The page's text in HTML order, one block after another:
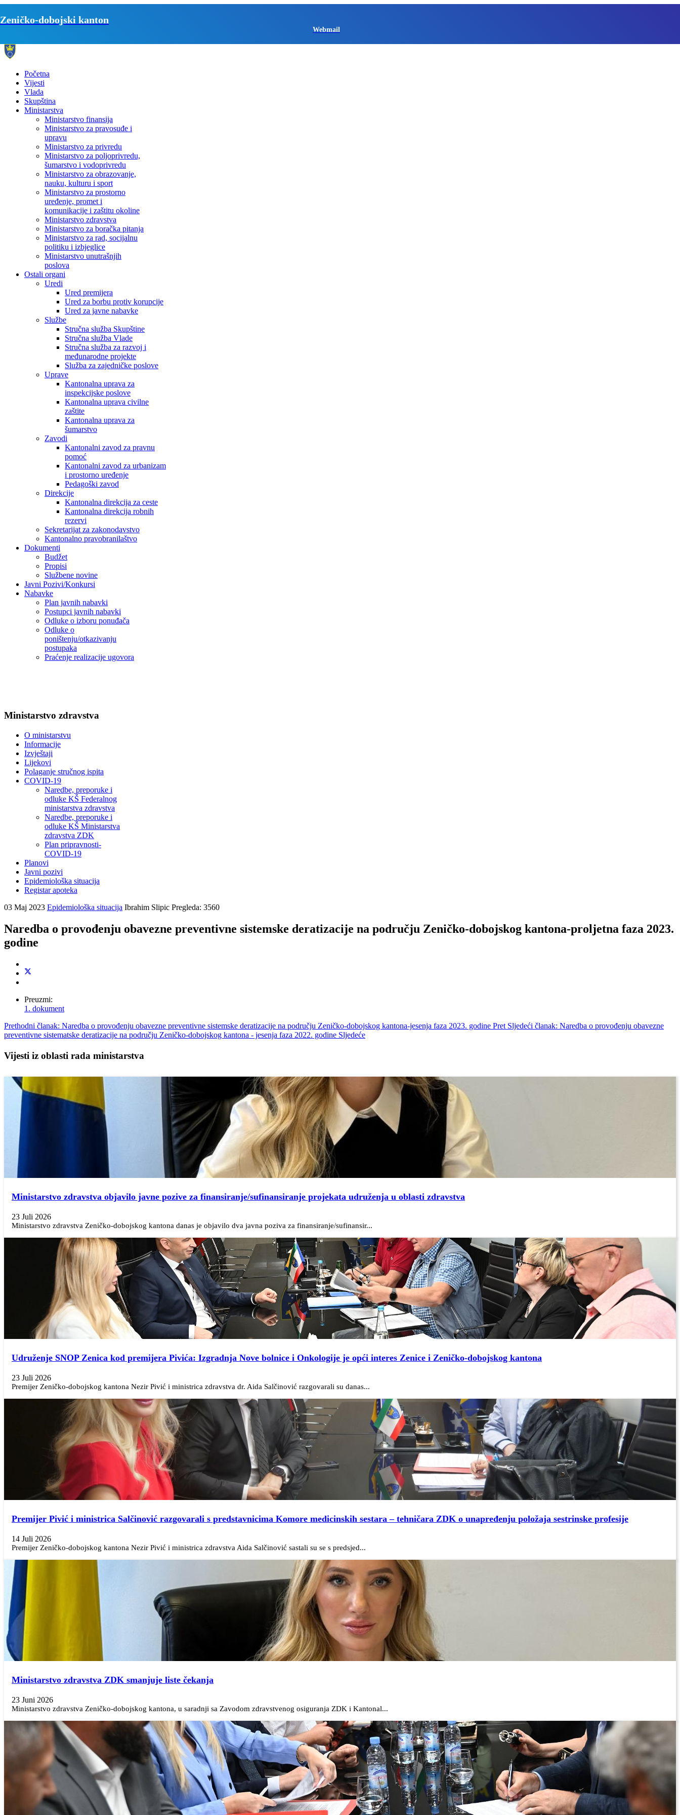
Zeničko-dobojski kanton
Webmail
Početna
Vijesti
Vlada
Skupština
Ministarstva
Ministarstvo finansija
Ministarstvo za pravosuđe i
upravu
Ministarstvo za privredu
Ministarstvo za poljoprivredu,
šumarstvo i vodoprivredu
Ministarstvo za obrazovanje,
nauku, kulturu i sport
Ministarstvo za prostorno
uređenje, promet i
komunikacije i zaštitu okoline
Ministarstvo zdravstva
Ministarstvo za boračka pitanja
Ministarstvo za rad, socijalnu
politiku i izbjeglice
Ministarstvo unutrašnjih
poslova
Ostali organi
Uredi
Ured premijera
Ured za borbu protiv korupcije
Ured za javne nabavke
Službe
Stručna služba Skupštine
Stručna služba Vlade
Stručna služba za razvoj i
međunarodne projekte
Služba za zajedničke poslove
Uprave
Kantonalna uprava za
inspekcijske poslove
Kantonalna uprava civilne
zaštite
Kantonalna uprava za
šumarstvo
Zavodi
Kantonalni zavod za pravnu
pomoć
Kantonalni zavod za urbanizam
i prostorno uređenje
Pedagoški zavod
Direkcije
Kantonalna direkcija za ceste
Kantonalna direkcija robnih
rezervi
Sekretarijat za zakonodavstvo
Kantonalno pravobranilaštvo
Dokumenti
Budžet
Propisi
Službene novine
Javni Pozivi/Konkursi
Nabavke
Plan javnih nabavki
Postupci javnih nabavki
Odluke o izboru ponuđača
Odluke o
poništenju/otkazivanju
postupaka
Praćenje realizacije ugovora
Ministarstvo zdravstva
O ministarstvu
Informacije
Izvještaji
Lijekovi
Polaganje stručnog ispita
COVID-19
Naredbe, preporuke i
odluke KŠ Federalnog
ministarstva zdravstva
Naredbe, preporuke i
odluke KŠ Ministarstva
zdravstva ZDK
Plan pripravnosti-
COVID-19
Planovi
Javni pozivi
Epidemiološka situacija
Registar apoteka
03 Maj 2023 Epidemiološka situacija Ibrahim Slipic Pregleda: 3560
Naredba o provođenju obavezne preventivne sistemske deratizacije na području Zeničko-dobojskog kantona-proljetna faza 2023.
godine
Preuzmi:
1. dokument
Prethodni članak: Naredba o provođenju obavezne preventivne sistemske deratizacije na području Zeničko-dobojskog kantona-jesenja faza 2023. godine Pret Sljedeći članak: Naredba o provođenju obavezne
preventivne sistematske deratizacije na području Zeničko-dobojskog kantona - jesenja faza 2022. godine Sljedeće
Vijesti iz oblasti rada ministarstva
Ministarstvo zdravstva objavilo javne pozive za finansiranje/sufinansiranje projekata udruženja u oblasti zdravstva
23 Juli 2026
Ministarstvo zdravstva Zeničko-dobojskog kantona danas je objavilo dva javna poziva za finansiranje/sufinansir...
Udruženje SNOP Zenica kod premijera Pivića: Izgradnja Nove bolnice i Onkologije je opći interes Zenice i Zeničko-dobojskog kantona
23 Juli 2026
Premijer Zeničko-dobojskog kantona Nezir Pivić i ministrica zdravstva dr. Aida Salčinović razgovarali su danas...
Premijer Pivić i ministrica Salčinović razgovarali s predstavnicima Komore medicinskih sestara – tehničara ZDK o unapređenju položaja sestrinske profesije
14 Juli 2026
Premijer Zeničko-dobojskog kantona Nezir Pivić i ministrica zdravstva Aida Salčinović sastali su se s predsjed...
Ministarstvo zdravstva ZDK smanjuje liste čekanja
23 Juni 2026
Ministarstvo zdravstva Zeničko-dobojskog kantona, u saradnji sa Zavodom zdravstvenog osiguranja ZDK i Kantonal...